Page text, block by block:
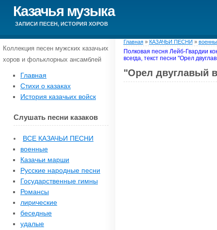
Казачья музыка
ЗАПИСИ ПЕСЕН, ИСТОРИЯ ХОРОВ
Коллекция песен мужских казачьих
хоров и фольклорных ансамблей
Главная
Стихи о казаках
История казачьих войск
Слушать песни казаков
ВСЕ КАЗАЧЬИ ПЕСНИ
военные
Казачьи марши
Русские народные песни
Государственные гимны
Романсы
лирические
беседные
удалые
Главная» КАЗАЧЬИ ПЕСНИ »
Полковая песня Лейб-Гвардии
всегда, текст песни "Орел
"Орел двуглавый